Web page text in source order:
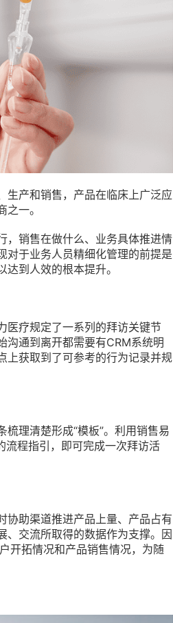
生产和销售，产品在临床上广泛应
一。
，销售在做什么、业务具体推进情
对于业务人员精细化管理的前提是
到人效的根本提升。
医疗规定了一系列的拜访关键节
沟通到离开都需要有CRM系统明
上获取到了可参考的行为记录并规
理清楚形成“模板”。利用销售易
流程指引，即可完成一次拜访活
协助渠道推进产品上量、产品占有
、交流所取得的数据作为支撑。因
开拓情况和产品销售情况，为随